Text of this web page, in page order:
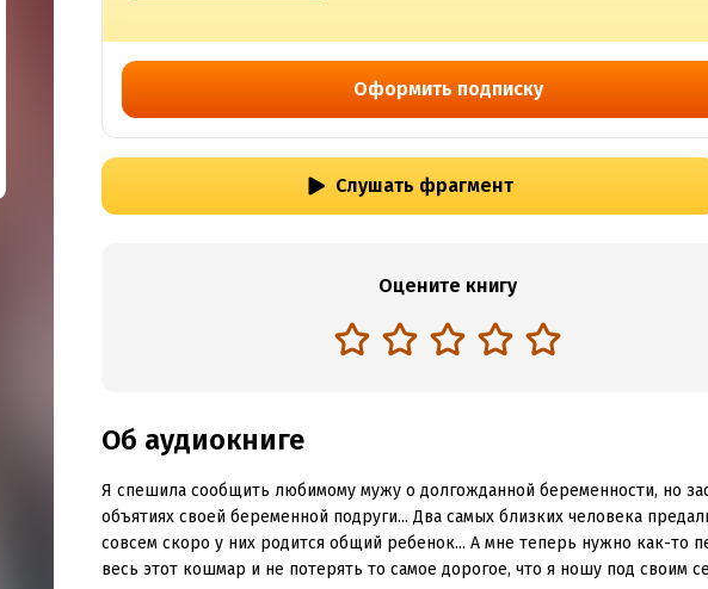
Оформить подписку
Слушать фрагмент
Оцените книгу
Об аудиокниге
Я спешила сообщить любимому мужу о долгожданной беременности, но
объятиях своей беременной подруги... Два самых близких человека
совсем скоро у них родится общий ребенок... А мне теперь нужно как-то
весь этот кошмар и не потерять то самое дорогое, что я ношу под своим